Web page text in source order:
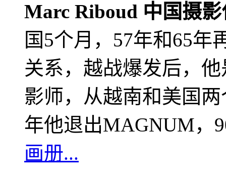
Marc Riboud 中国摄
国5个月，57年和65年
关系，越战爆发后，
影师，从越南和美国
年他退出MAGNUM，
画册...